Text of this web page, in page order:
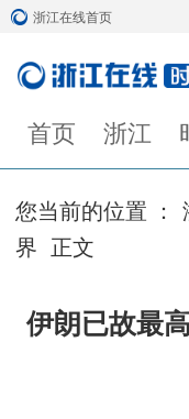
浙江在线首页
首页 浙江
您当前的位置 ：
界 正文
伊朗已故最